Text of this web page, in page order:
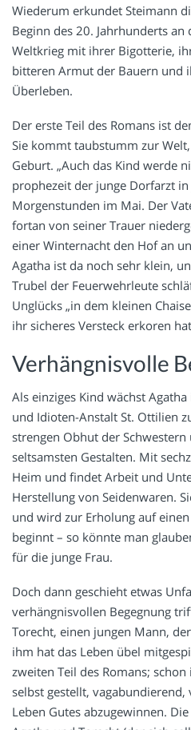
Wiederum erkundet Steimann
Beginn des 20. Jahrhunderts an
Weltkrieg mit ihrer Bigotterie,
bitteren Armut der Bauern und
Überleben.
Der erste Teil des Romans ist
Sie kommt taubstumm zur
Geburt. „Auch das Kind werde
prophezeit der junge Dorfarzt
Morgenstunden im Mai. Der
fortan von seiner Trauer
einer Winternacht den Hof an
Agatha ist da noch sehr klein,
Trubel der Feuerwehrleute
Unglücks „in dem kleinen
ihr sicheres Versteck erkoren
Verhängnisvolle
Als einziges Kind wächst
und Idioten-Anstalt St. Ottilien
strengen Obhut der
seltsamsten Gestalten. Mit
Heim und findet Arbeit und
Herstellung von Seidenwaren.
und wird zur Erholung auf
beginnt – so könnte man
für die junge Frau.
Doch dann geschieht etwas
verhängnisvollen Begegnung
Torecht, einen jungen Mann,
ihm hat das Leben übel
zweiten Teil des Romans;
selbst gestellt,
Leben Gutes abzugewinnen.